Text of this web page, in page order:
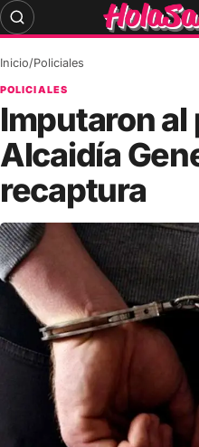
Skip
to
Inicio/Policiales
POLICIALES
Imputaron al
Alcaidía
recaptura